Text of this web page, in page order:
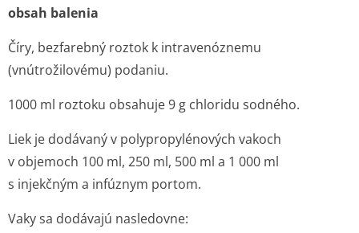
obsah balenia
Číry, bezfarebný roztok k intravenóznemu
(vnútrožilovému) podaniu.
1000 ml roztoku obsahuje 9 g chloridu sodného.
Liek je dodávaný v polypropylénových vakoch
v objemoch 100 ml, 250 ml, 500 ml a 1 000 ml
s injekčným a infúznym portom.
Vaky sa dodávajú nasledovne: